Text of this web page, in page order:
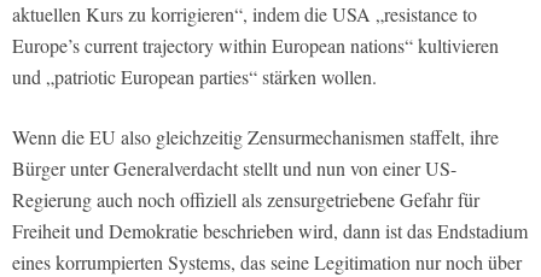
aktuellen Kurs zu korrigieren“, indem die USA „resistance to
Europe’s current trajectory within European nations“ kultivieren
und „patriotic European parties“ stärken wollen.
Wenn die EU also gleichzeitig Zensurmechanismen staffelt, ihre
Bürger unter Generalverdacht stellt und nun von einer US-
Regierung auch noch offiziell als zensurgetriebene Gefahr für
Freiheit und Demokratie beschrieben wird, dann ist das Endstadium
eines korrumpierten Systems, das seine Legitimation nur noch über